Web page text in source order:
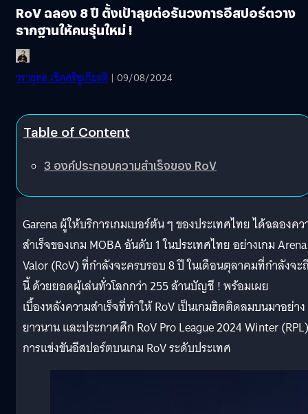
RoV ฉลอง 8 ปี ตั้งเป้าลุยต่อรันวงการอีสปอร์ตวาง
รากฐานให้คนรุ่นใหม่ !
วรายุทธ เชิดศรีชูเกียรติ | 09/08/2024
Table of Content
3 องค์ประกอบความสําเร็จของ RoV
Garena ผู้ให้บริการเกมเบอร์ต้น ๆ ของประเทศไทย ได้ฉลองค
สําเร็จของเกม MOBA อันดับ 1 ในประเทศไทย อย่างเกม
Valor (RoV) ที่กําลังจะครบรอบ 8 ปี ในเดือนตุลาคมที่กําลังจะ
นี้ ด้วยยอดผู้เล่นทั่วโลกกว่า 255 ล้านบัญชี ! พร้อมเผย
เบื้องหลังความสําเร็จที่ทําให้ RoV เป็นเกมฮิตติดลมบนมาอย่าง
ยาวนาน และประกาศศึก RoV Pro League 2024 Winter (RPL)
การแข่งขันอีสปอร์ตบนเกม RoV ระดับประเทศ